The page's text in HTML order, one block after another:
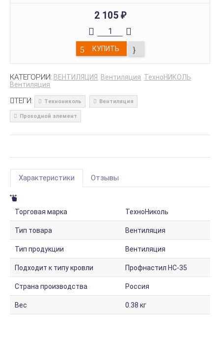
2 105 ₽
КУПИТЬ
КАТЕГОРИИ: ВЕНТИЛЯЦИЯ Вентиляция ТехноНИКОЛЬ
Вентиляция
ТЕГИ: Технониколь Вентиляция
Проходной элемент
Характеристики Отзывы
Торговая марка ТехноНиколь
Тип товара Вентиляция
Тип продукции Вентиляция
Подходит к типу кровли Профнастил НС-35
Страна производства Россия
Вес 0.38 кг